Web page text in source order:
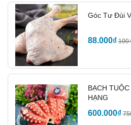
Món dồi cổ vịt
Góc Tư Đùi
88.000₫
BẠCH
HẠNG
600.000₫